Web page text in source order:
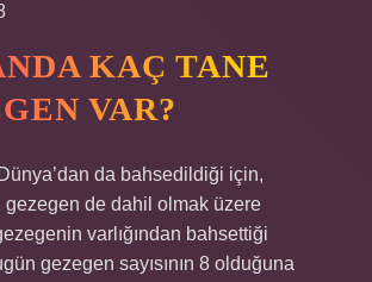
KAÇ TANE
VAR?
da bahsedildiği için,
gezegen de dahil olmak üzere
varlığından bahsettiği
gezegen sayısının 8 olduğuna